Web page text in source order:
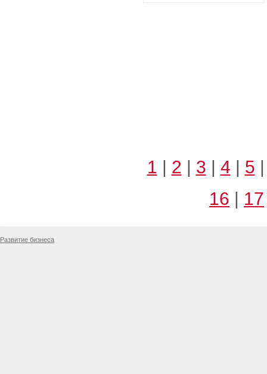
1 2 3 4 5
16
17
Развитие бизнеса